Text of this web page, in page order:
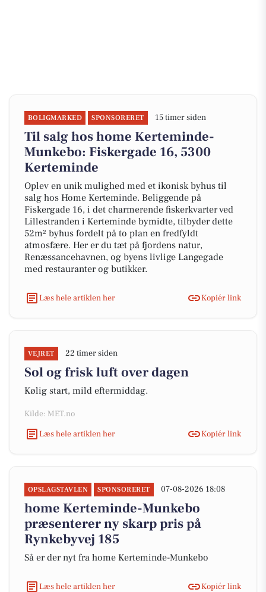
BOLIGMARKED SPONSORERET 15 timer siden
Til salg hos home Kerteminde-
Munkebo: Fiskergade 16, 5300
Kerteminde
Oplev en unik mulighed med et ikonisk byhus til
salg hos Home Kerteminde. Beliggende på
Fiskergade 16, i det charmerende fiskerkvarter ved
Lillestranden i Kerteminde bymidte, tilbyder dette
52m² byhus fordelt på to plan en fredfyldt
atmosfære. Her er du tæt på fjordens natur,
Renæssancehavnen, og byens livlige Langegade
med restauranter og butikker.
Læs hele artiklen her Kopiér link
VEJRET 22 timer siden
Sol og frisk luft over dagen
Kølig start, mild eftermiddag.
Kilde: MET.no
Læs hele artiklen her
Kopiér link
OPSLAGSTAVLEN SPONSORERET 07-08-2026 18:08
home Kerteminde-Munkebo
præsenterer ny skarp pris på
Rynkebyvej 185
Så er der nyt fra home Kerteminde-Munkebo
Læs hele artiklen her Kopiér link